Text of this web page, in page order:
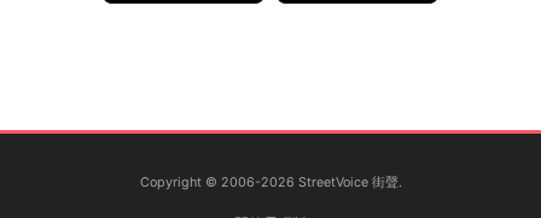
Copyright © 2006-2026 StreetVoice 街聲.